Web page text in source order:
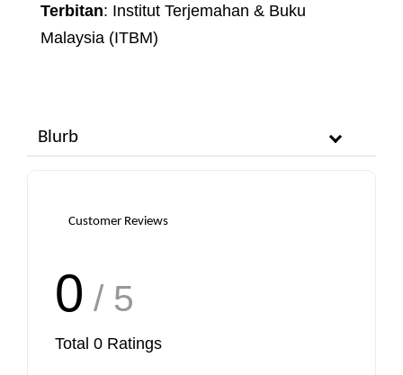
Terbitan: Institut Terjemahan & Buku
Malaysia (ITBM)
Blurb
Customer Reviews
0 / 5
Total 0 Ratings